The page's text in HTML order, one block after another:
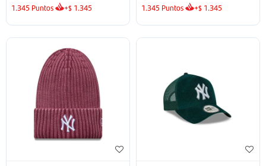
1.345 Puntos +$ 1.345 1.345 Puntos +$ 1.345